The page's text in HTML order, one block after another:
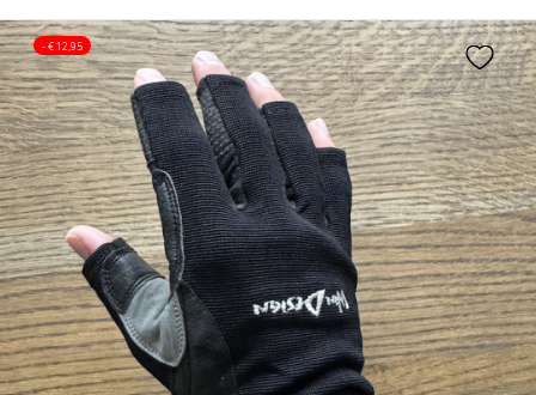
- € 12,95